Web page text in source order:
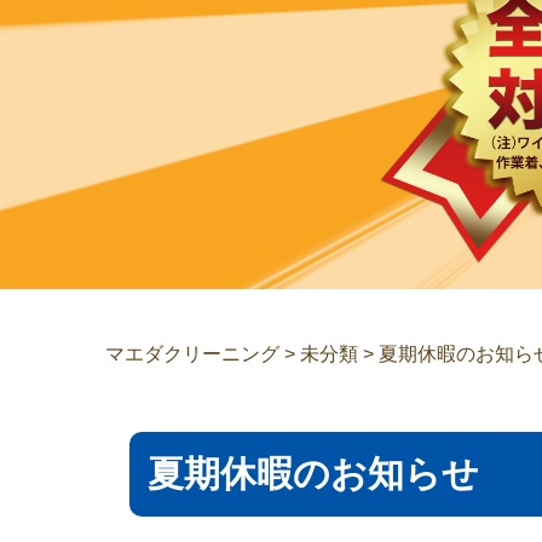
マエダクリーニング > 未分類 > 夏期休暇のお知ら
夏期休暇のお知らせ